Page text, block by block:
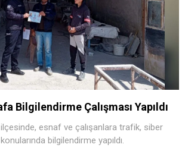
Bilgilendirme Çalışması Yapıldı
esnaf ve çalışanlara trafik, siber
bilgilendirme yapıldı.